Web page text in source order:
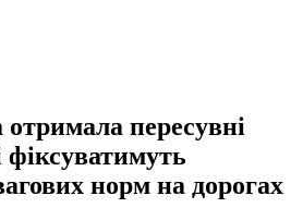
пересувні
норм на дорогах